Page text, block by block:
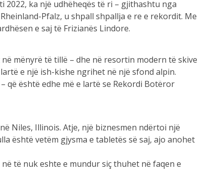
2022, ka një udhëheqës të ri – gjithashtu nga
Pfalz, u shpall shpallja e re e rekordit. Me
e saj të Frizianës Lindore.
mënyrë të tillë – dhe në resortin modern të skive
e një ish-kishe ngrihet në një sfond alpin.
që është edhe më e lartë se Rekordi Botëror
Niles, Illinois. Atje, një biznesmen ndërtoi një
është vetëm gjysma e tabletës së saj, ajo anohet
të nuk eshte e mundur siç thuhet në faqen e